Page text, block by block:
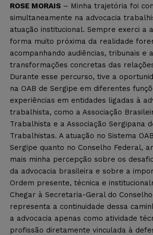
ROSE MORAIS – Minha trajetória foi
simultaneamente na advocacia
atuação institucional. Sempre exerci a
forma muito próxima da realidade
acompanhando audiências, tribunais e
transformações concretas das
Durante esse percurso, tive a
na OAB de Sergipe em diferentes
experiências em entidades ligadas à
trabalhista, como a Associação
Trabalhista e a Associação Sergipana
Trabalhistas. A atuação no Sistema
Sergipe quanto no Conselho Federal,
mais minha percepção sobre os
da advocacia brasileira e sobre a
Ordem presente, técnica e
Chegar à Secretaria-Geral do
representa a continuidade dessa
a advocacia apenas como atividade
profissão diretamente vinculada à